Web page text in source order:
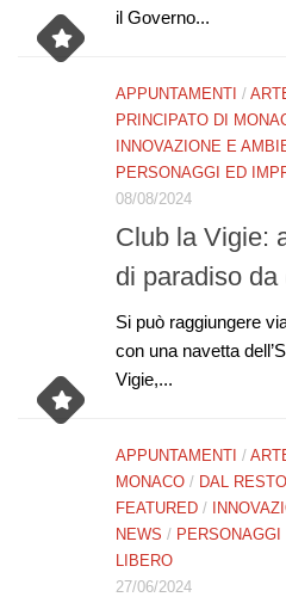
il Governo...
APPUNTAMENTI /
PRINCIPATO DI
INNOVAZIONE E
PERSONAGGI ED
08/08/2024
Club la Vigie:
di paradiso da
Si può raggiungere
con una navetta
Vigie,...
APPUNTAMENTI /
MONACO / DAL
FEATURED /
NEWS /
LIBERO
27/06/2024